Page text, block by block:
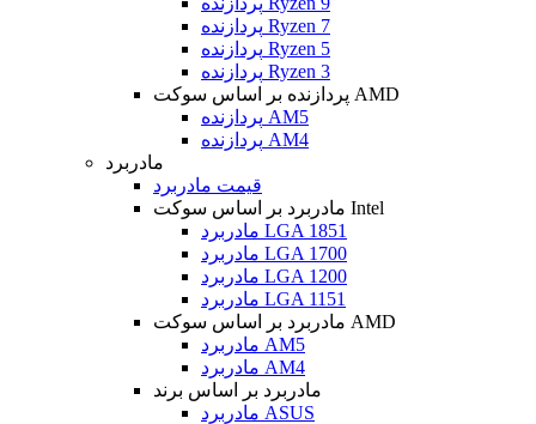
پردازنده Ryzen 7
پردازنده Ryzen 5
پردازنده Ryzen 3
پردازنده بر اساس سوکت AMD
پردازنده AM5
پردازنده AM4
مادربرد
قیمت مادربرد
مادربرد بر اساس سوکت Intel
مادربرد LGA 1851
مادربرد LGA 1700
مادربرد LGA 1200
مادربرد LGA 1151
مادربرد بر اساس سوکت AMD
مادربرد AM5
مادربرد AM4
مادربرد بر اساس برند
مادربرد ASUS